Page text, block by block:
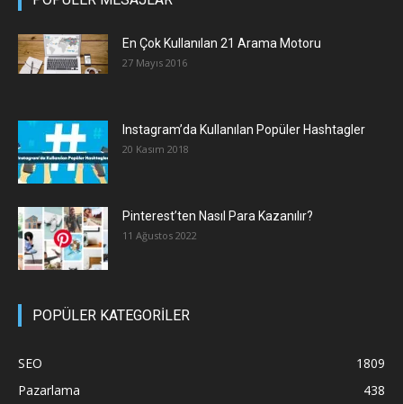
En Çok Kullanılan 21 Arama Motoru
27 Mayıs 2016
Instagram’da Kullanılan Popüler Hashtagler
20 Kasım 2018
Pinterest’ten Nasıl Para Kazanılır?
11 Ağustos 2022
POPÜLER KATEGORİLER
SEO
1809
Pazarlama
438